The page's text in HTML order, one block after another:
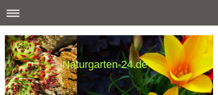
Naturgarten-24.de